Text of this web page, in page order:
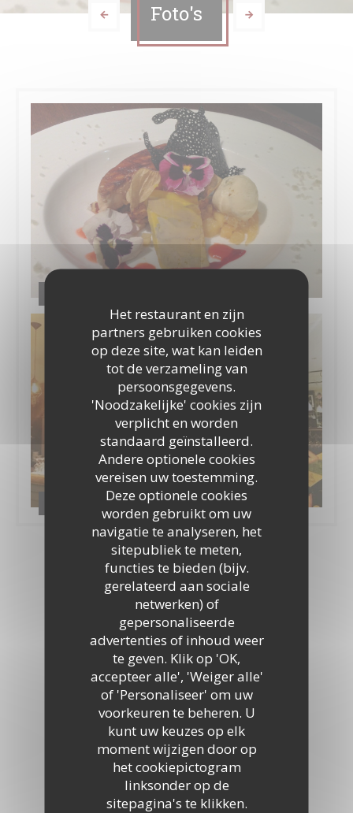
Het restaurant en zijn
partners gebruiken cookies
op deze site, wat kan leiden
tot de verzameling van
persoonsgegevens.
'Noodzakelijke' cookies zijn
verplicht en worden
standaard geïnstalleerd.
Andere optionele cookies
vereisen uw toestemming.
Deze optionele cookies
worden gebruikt om uw
navigatie te analyseren, het
sitepubliek te meten,
functies te bieden (bijv.
gerelateerd aan sociale
netwerken) of
gepersonaliseerde
advertenties of inhoud weer
te geven. Klik op 'OK,
accepteer alle', 'Weiger alle'
of 'Personaliseer' om uw
voorkeuren te beheren. U
kunt uw keuzes op elk
moment wijzigen door op
het cookiepictogram
linksonder op de
sitepagina's te klikken.
Foto's
Virtuele tour